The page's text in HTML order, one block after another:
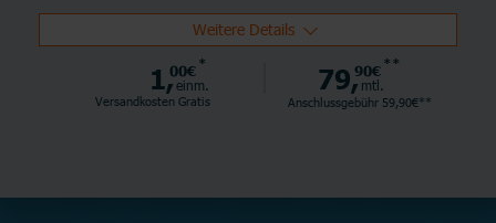
Weitere Details
1,00€ *
einm.
Versandkosten Gratis
79,90€ **
mtl.
Anschlussgebühr 59,90€**